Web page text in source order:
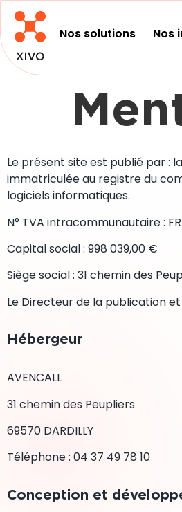
Nos solutions Nos
Le présent site est publié par :
immatriculée au registre du
logiciels informatiques.
N° TVA intracommunautaire :
Capital social : 998 039,00 €
Siège social : 31 chemin des
Le Directeur de la publication
Hébergeur
AVENCALL
31 chemin des Peupliers
69570 DARDILLY
Téléphone : 04 37 49 78 10
Conception et